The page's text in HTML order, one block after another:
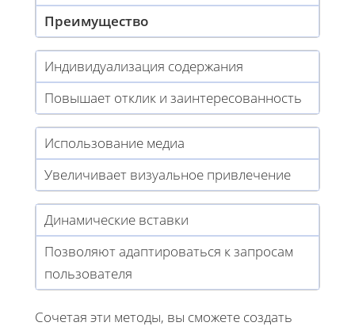
Преимущество
Индивидуализация содержания
Повышает отклик и заинтересованность
Использование медиа
Увеличивает визуальное привлечение
Динамические вставки
Позволяют адаптироваться к запросам
пользователя
Сочетая эти методы, вы сможете создать